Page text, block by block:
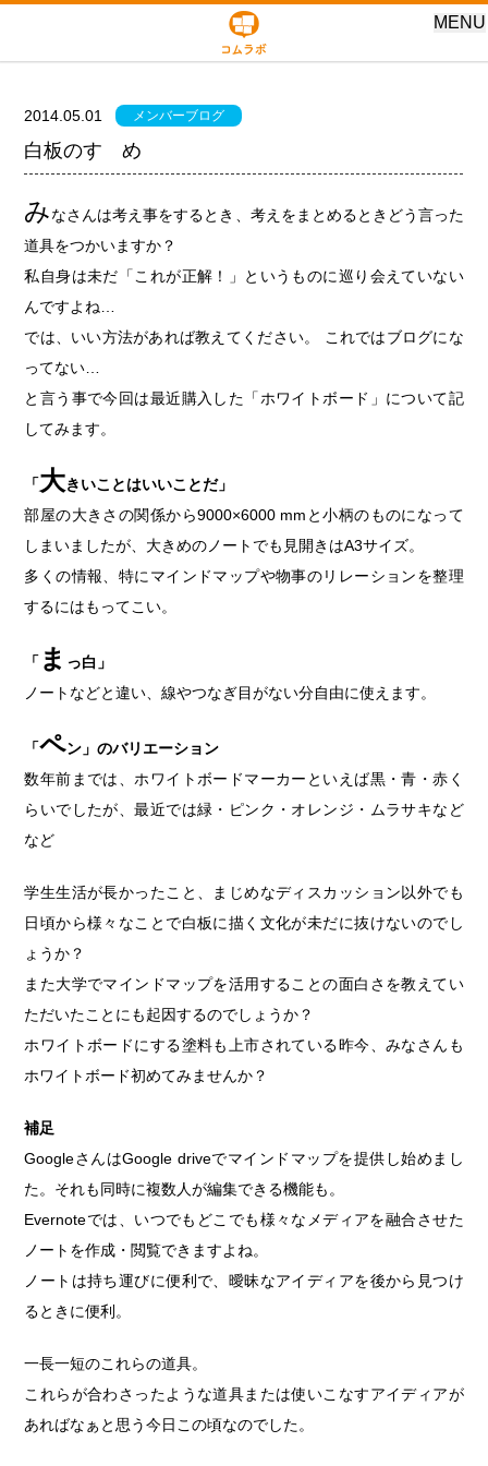
MENU
2014.05.01 メンバーブログ
白板のすゝめ
みなさんは考え事をするとき、考えをまとめるときどう言った
道具をつかいますか？
私自身は未だ「これが正解！」というものに巡り会えていない
んですよね…
では、いい方法があれば教えてください。 これではブログにな
ってない…
と言う事で今回は最近購入した「ホワイトボード」について記
してみます。
「大きいことはいいことだ」
部屋の大きさの関係から9000×6000 mmと小柄のものになって
しまいましたが、大きめのノートでも見開きはA3サイズ。
多くの情報、特にマインドマップや物事のリレーションを整理
するにはもってこい。
「 ま っ白」
ノートなどと違い、線やつなぎ目がない分自由に使えます。
「ペン」のバリエーション
数年前までは、ホワイトボードマーカーといえば黒・青・赤く
らいでしたが、最近では緑・ピンク・オレンジ・ムラサキなど
など
学生生活が長かったこと、まじめなディスカッション以外でも
日頃から様々なことで白板に描く文化が未だに抜けないのでし
ょうか？
また大学でマインドマップを活用することの面白さを教えてい
ただいたことにも起因するのでしょうか？
ホワイトボードにする塗料も上市されている昨今、みなさんも
ホワイトボード初めてみませんか？
補足
GoogleさんはGoogle driveでマインドマップを提供し始めまし
た。それも同時に複数人が編集できる機能も。
Evernoteでは、いつでもどこでも様々なメディアを融合させた
ノートを作成・閲覧できますよね。
ノートは持ち運びに便利で、曖昧なアイディアを後から見つけ
るときに便利。
一長一短のこれらの道具。
これらが合わさったような道具または使いこなすアイディアが
あればなぁと思う今日この頃なのでした。